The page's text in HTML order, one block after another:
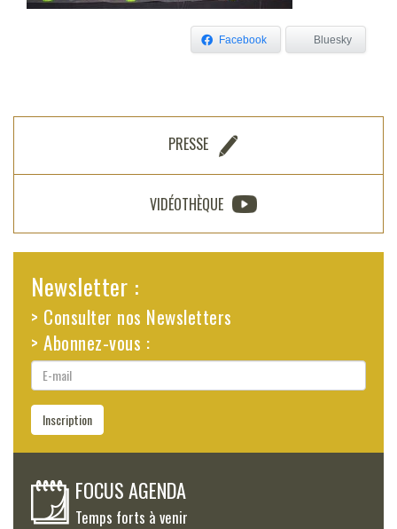
Facebook Bluesky
PRESSE
VIDÉOTHÈQUE
Newsletter :
> Consulter nos Newsletters
> Abonnez-vous :
E-
mail
Inscription
FOCUS AGENDA
Temps forts à venir